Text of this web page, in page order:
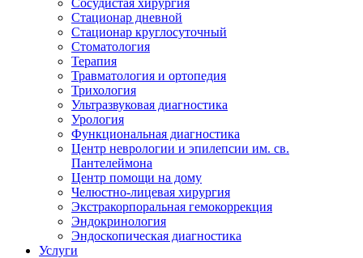
Сосудистая хирургия
Стационар дневной
Стационар круглосуточный
Стоматология
Терапия
Травматология и ортопедия
Трихология
Ультразвуковая диагностика
Урология
Функциональная диагностика
Центр неврологии и эпилепсии им. св.
Пантелеймона
Центр помощи на дому
Челюстно-лицевая хирургия
Экстракорпоральная гемокоррекция
Эндокринология
Эндоскопическая диагностика
Услуги